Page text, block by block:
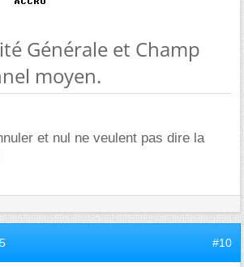
Générale et Champ
moyen.
et nul ne veulent pas dire la
#10